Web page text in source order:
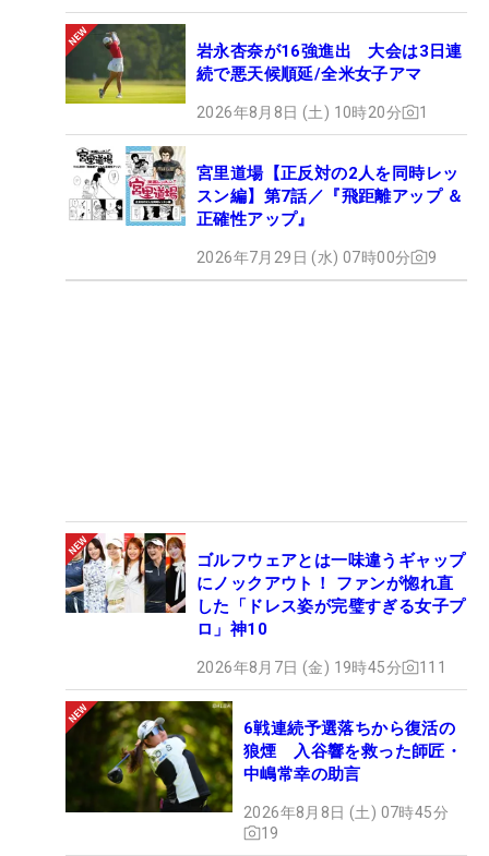
岩永杏奈が16強進出 大会は3日連
続で悪天候順延/全米女子アマ
2026年8月8日 (土) 10時20分 1
宮里道場【正反対の2人を同時レッ
スン編】第7話／『飛距離アップ ＆
正確性アップ』
2026年7月29日 (水) 07時00分 9
ゴルフウェアとは一味違うギャップ
にノックアウト！ ファンが惚れ直
した「ドレス姿が完璧すぎる女子プ
ロ」神10
2026年8月7日 (金) 19時45分 111
6戦連続予選落ちから復活の
狼煙 入谷響を救った師匠・
中嶋常幸の助言
2026年8月8日 (土) 07時45分
19